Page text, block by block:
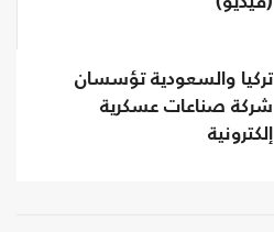
تركيا والسعودية تؤسسان
شركة صناعات عسكرية
إلكترونية